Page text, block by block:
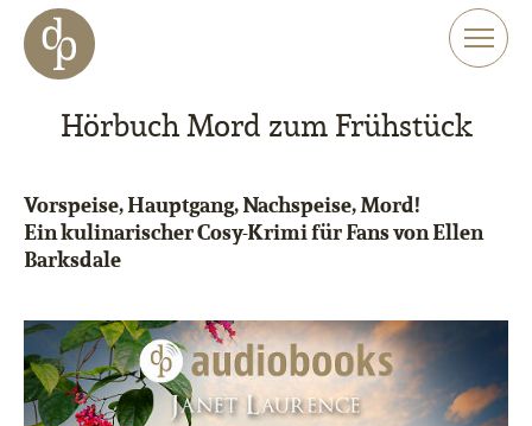
Zum Haupt-Inhalt springen
Zur Navigation springen
Zur Website-Suche springen
Hörbuch Mord zum Frühstück
Vorspeise, Hauptgang, Nachspeise, Mord!
Ein kulinarischer Cosy-Krimi für Fans von Ellen
Barksdale